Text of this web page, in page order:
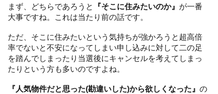
まず、どちらであろうと 『そこに住みたいのか』 が一番
大事ですね。これは当たり前の話です。
ただ、そこに住みたいという気持ちが強かろうと超高倍
率でないと不安になってしまい申し込みに対して二の足
を踏んでしまったり当選後にキャンセルを考えてしまっ
たりという方も多いのですよね。
『人気物件だと思った(勘違いした)から欲しくなった』の